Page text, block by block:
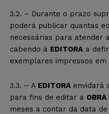
3.2. – Durante o prazo
poderá publicar quantas
necessárias para atender
cabendo à EDITORA a
exemplares impressos em
3.3. – A EDITORA envidará
para fins de editar a OBRA
meses a contar da data